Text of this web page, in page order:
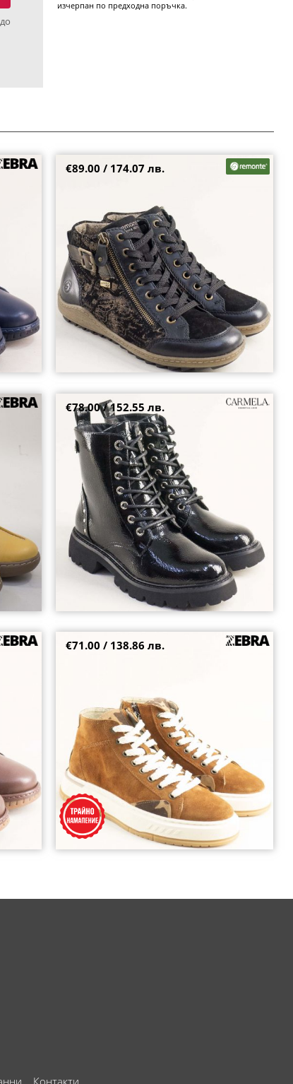
изчерпан по предходна поръчка.
REMONTE дамски боти в черен велур и
€89.00 / 174.07 лв.
Атрактивни дамски боти CARMELA в черен лак
с декоративни капси car162549lch
37 38 39 41
€78.00 / 152.55 лв.
с
Фешън дамски боти в кафяв велур на бяло
€71.00 / 138.86 лв.
Контакти